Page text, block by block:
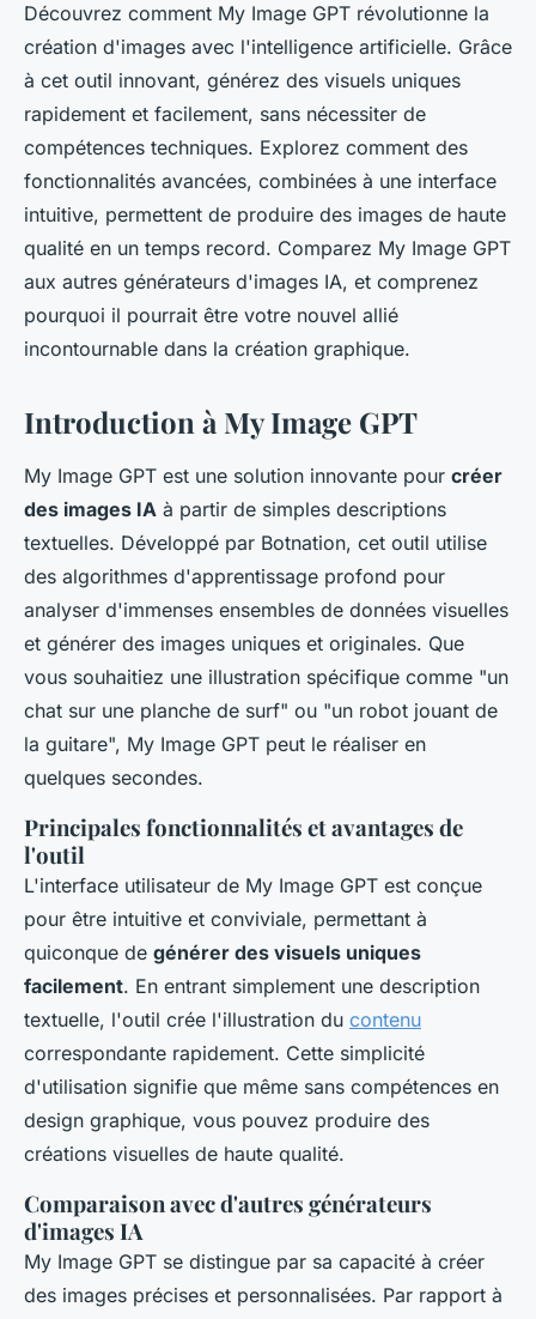
Découvrez comment My Image GPT révolutionne la
création d'images avec l'intelligence artificielle. Grâce
à cet outil innovant, générez des visuels uniques
rapidement et facilement, sans nécessiter de
compétences techniques. Explorez comment des
fonctionnalités avancées, combinées à une interface
intuitive, permettent de produire des images de haute
qualité en un temps record. Comparez My Image GPT
aux autres générateurs d'images IA, et comprenez
pourquoi il pourrait être votre nouvel allié
incontournable dans la création graphique.
Introduction à My Image GPT
My Image GPT est une solution innovante pour créer
des images IA à partir de simples descriptions
textuelles. Développé par Botnation, cet outil utilise
des algorithmes d'apprentissage profond pour
analyser d'immenses ensembles de données visuelles
et générer des images uniques et originales. Que
vous souhaitiez une illustration spécifique comme "un
chat sur une planche de surf" ou "un robot jouant de
la guitare", My Image GPT peut le réaliser en
quelques secondes.
Principales fonctionnalités et avantages de
l'outil
L'interface utilisateur de My Image GPT est conçue
pour être intuitive et conviviale, permettant à
quiconque de générer des visuels uniques
facilement. En entrant simplement une description
textuelle, l'outil crée l'illustration du contenu
correspondante rapidement. Cette simplicité
d'utilisation signifie que même sans compétences en
design graphique, vous pouvez produire des
créations visuelles de haute qualité.
Comparaison avec d'autres générateurs
d'images IA
My Image GPT se distingue par sa capacité à créer
des images précises et personnalisées. Par rapport à